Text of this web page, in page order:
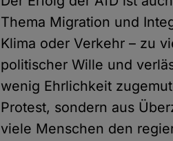
Thema Migration und
Klima oder Verkehr – zu
politischer Wille und
wenig Ehrlichkeit
Protest, sondern aus
viele Menschen den